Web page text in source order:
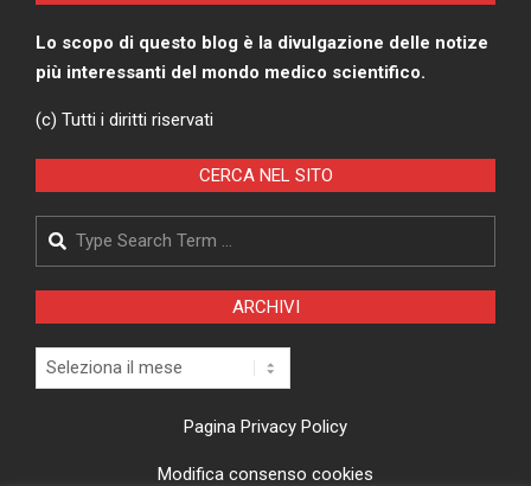
Lo scopo di questo blog è la divulgazione delle notize
più interessanti del mondo medico scientifico.
(c) Tutti i diritti riservati
CERCA NEL SITO
Search
ARCHIVI
Archivi
Pagina Privacy Policy
Modifica consenso cookies